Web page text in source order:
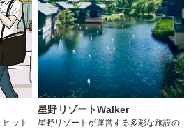
ット
星野リゾートWalker
星野リゾートが運営する多彩な施設の